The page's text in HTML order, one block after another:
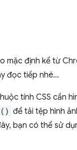
mặc định kể từ
đọc tiếp nhé…
tính CSS cần
để tải tệp hình
bạn có thể sử